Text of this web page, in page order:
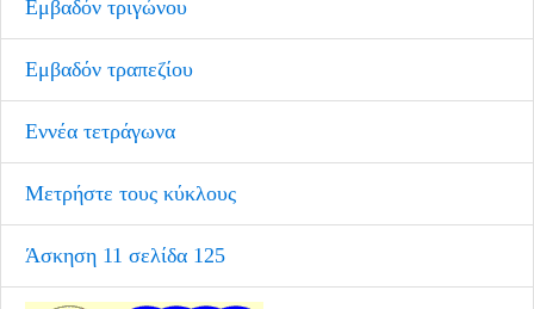
Εμβαδόν τριγώνου
Εμβαδόν τραπεζίου
Εννέα τετράγωνα
Μετρήστε τους κύκλους
Άσκηση 11 σελίδα 125